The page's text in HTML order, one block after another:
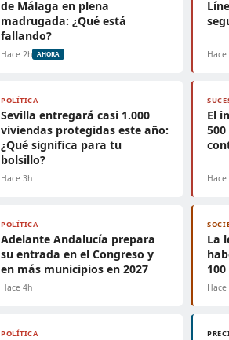
de Málaga en plena
madrugada: ¿Qué está
fallando?
Hace 2h AHORA Hace
POLÍTICA
Sevilla entregará casi 1.000
viviendas protegidas este año:
¿Qué significa para tu
bolsillo?
Hace 3h
El
Hace
POLÍTICA
Adelante Andalucía prepara
su entrada en el Congreso y
en más municipios en 2027
Hace 4h
La
Hace
POLÍTICA